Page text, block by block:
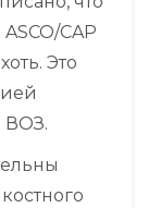
CAP
Это
ВОЗ.